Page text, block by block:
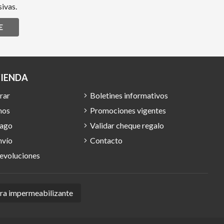
Boletines informativos
Promociones vigentes
Validar cheque regalo
Contacto
impermeabilizante